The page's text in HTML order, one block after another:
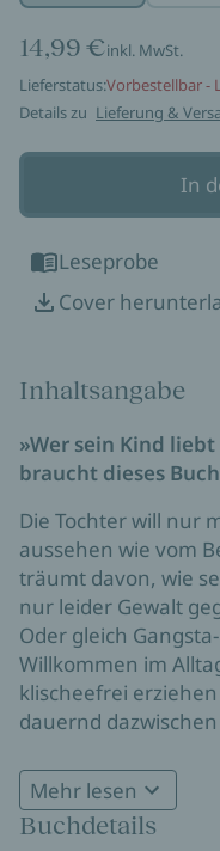
14,99 €inkl. MwSt.
Lieferstatus:Vorbestellbar -
Details zu Lieferung &
In
Leseprobe
Cover
Inhaltsangabe
»Wer sein Kind
braucht dieses
Die Tochter will nur
aussehen wie vom
träumt davon, wie
nur leider Gewalt
Oder gleich
Willkommen im
klischeefrei
dauernd
Körper vor allem ein
dem Schulhof neben
herumreichen? Wie
»Wie kann man bei
Mehr lesen
Buchdetails